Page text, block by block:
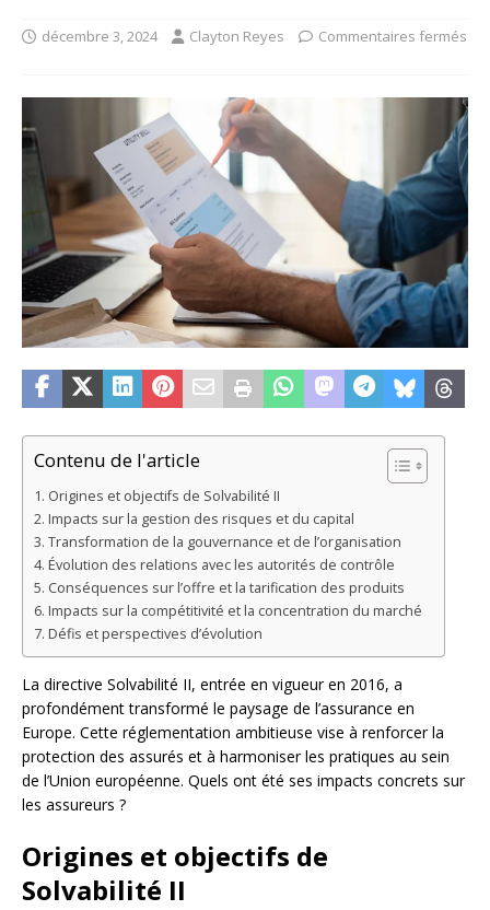
décembre 3, 2024 Clayton Reyes Commentaires fermés
Contenu de l'article
Origines et objectifs de Solvabilité II
Impacts sur la gestion des risques et du capital
Transformation de la gouvernance et de l’organisation
Évolution des relations avec les autorités de contrôle
Conséquences sur l’offre et la tarification des produits
Impacts sur la compétitivité et la concentration du marché
Défis et perspectives d’évolution
La directive Solvabilité II, entrée en vigueur en 2016, a
profondément transformé le paysage de l’assurance en
Europe. Cette réglementation ambitieuse vise à renforcer la
protection des assurés et à harmoniser les pratiques au sein
de l’Union européenne. Quels ont été ses impacts concrets sur
les assureurs ?
Origines et objectifs de
Solvabilité II